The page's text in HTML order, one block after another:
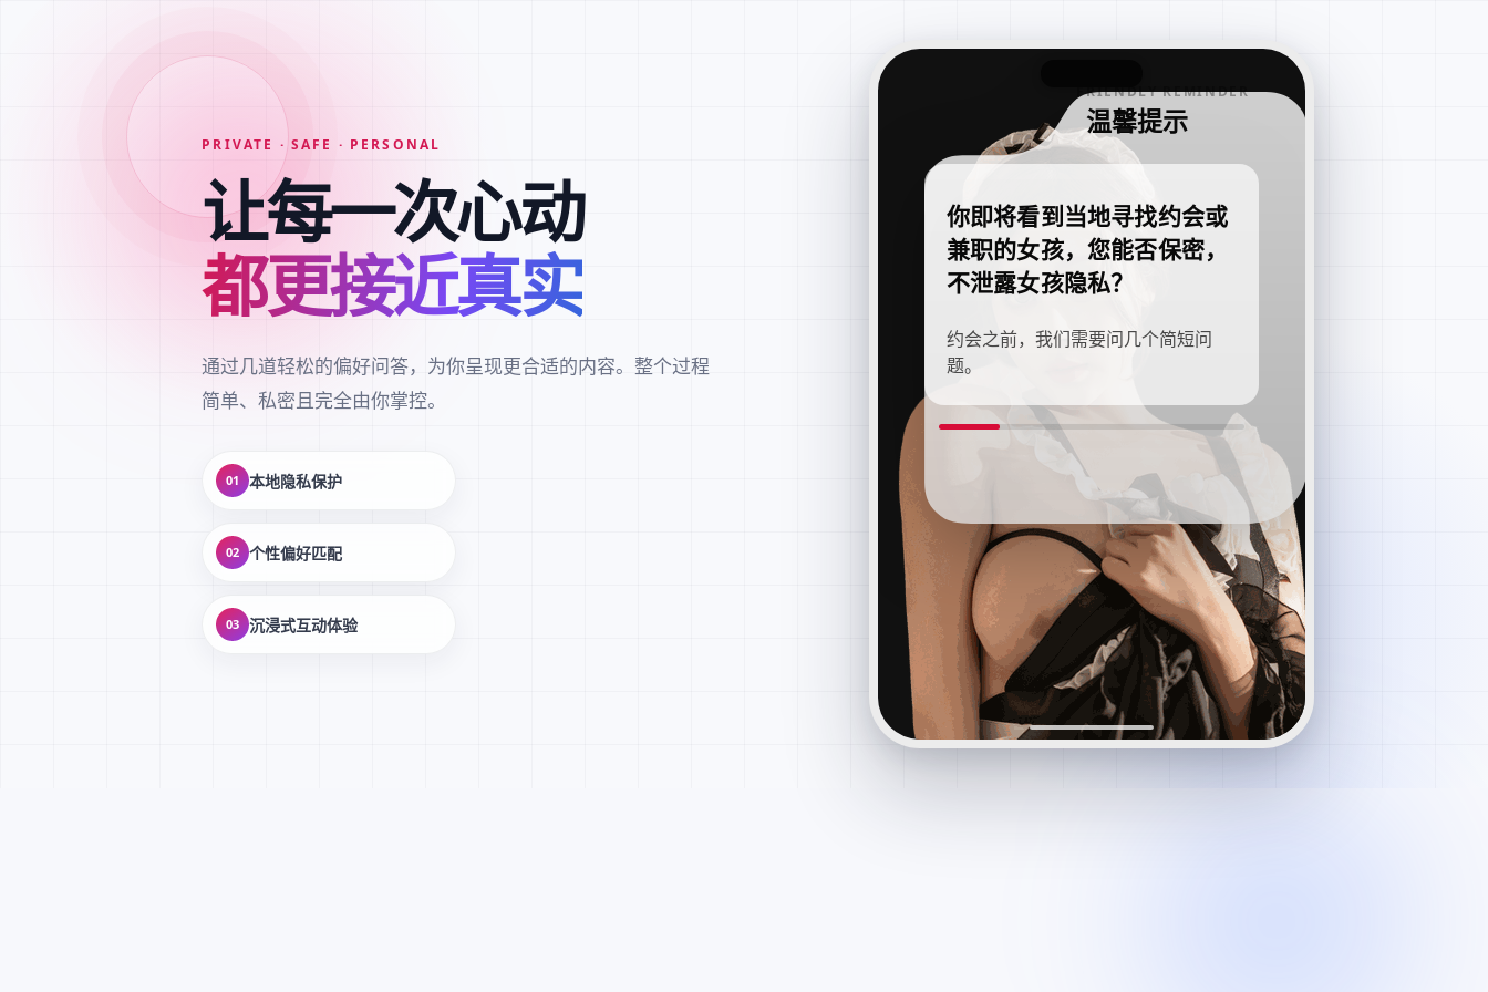
PRIVATE · SAFE · PERSONAL
让每一次心动
都更接近真实
通过几道轻松的偏好问答，为你呈现更合适的内容。整个过程
简单、私密且完全由你掌控。
01 本地隐私保护
02 个性偏好匹配
03 沉浸式互动体验
FRIENDLY REMINDER
温馨提示
你即将看到当地寻找约会或
兼职的女孩，您能否保密，
不泄露女孩隐私？
约会之前，我们需要问几个简短问
题。